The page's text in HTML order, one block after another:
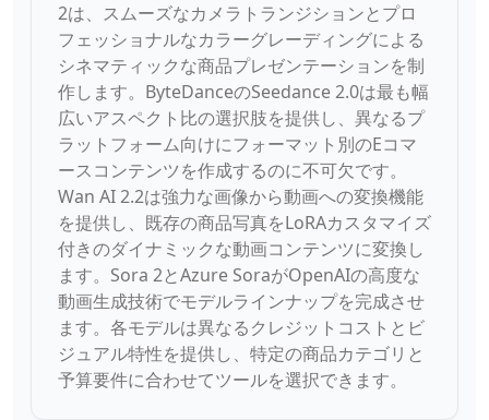
2は、スムーズなカメラトランジションとプロ
フェッショナルなカラーグレーディングによる
シネマティックな商品プレゼンテーションを制
作します。ByteDanceのSeedance 2.0は最も幅
広いアスペクト比の選択肢を提供し、異なるプ
ラットフォーム向けにフォーマット別のEコマ
ースコンテンツを作成するのに不可欠です。
Wan AI 2.2は強力な画像から動画への変換機能
を提供し、既存の商品写真をLoRAカスタマイズ
付きのダイナミックな動画コンテンツに変換し
ます。Sora 2とAzure SoraがOpenAIの高度な
動画生成技術でモデルラインナップを完成させ
ます。各モデルは異なるクレジットコストとビ
ジュアル特性を提供し、特定の商品カテゴリと
予算要件に合わせてツールを選択できます。